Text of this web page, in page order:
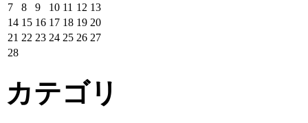
7
8 9 10 11 12 13
14 15 16 17 18 19 20
21 22 23 24 25 26 27
28
カテゴリ